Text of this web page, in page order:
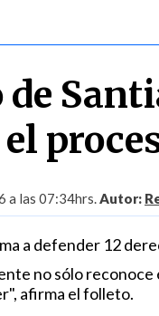
a las 07:34hrs.Autor:
a defender 12
no sólo reconoce
afirma el folleto.